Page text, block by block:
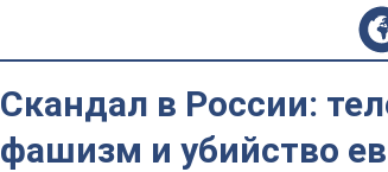
Скандал в России:
фашизм и убийство